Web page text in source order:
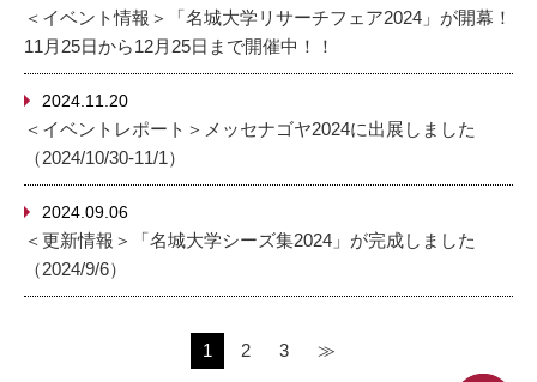
＜イベント情報＞「名城大学リサーチフェア2024」が開幕！
11月25日から12月25日まで開催中！！
2024.11.20
＜イベントレポート＞メッセナゴヤ2024に出展しました
（2024/10/30-11/1）
2024.09.06
＜更新情報＞「名城大学シーズ集2024」が完成しました
（2024/9/6）
1 2 3 ≫